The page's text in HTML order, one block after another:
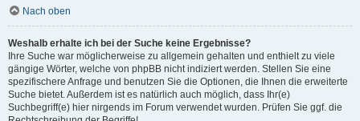
Nach oben
Weshalb erhalte ich bei der Suche keine Ergebnisse?
Ihre Suche war möglicherweise zu allgemein gehalten und enthielt zu viele
gängige Wörter, welche von phpBB nicht indiziert werden. Stellen Sie eine
spezifischere Anfrage und benutzen Sie die Optionen, die Ihnen die erweiterte
Suche bietet. Außerdem ist es natürlich auch möglich, dass Ihr(e)
Suchbegriff(e) hier nirgends im Forum verwendet wurden. Prüfen Sie ggf. die